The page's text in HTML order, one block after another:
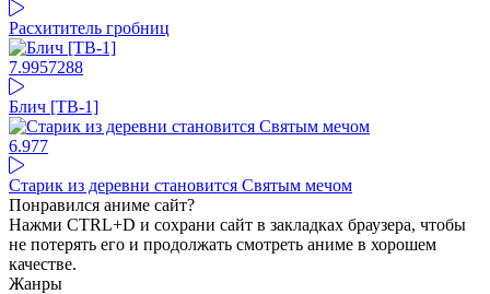
Расхититель гробниц
7.9957288
Блич [ТВ-1]
6.977
Старик из деревни становится Святым мечом
Понравился аниме сайт?
Нажми CTRL+D и сохрани сайт в закладках браузера, чтобы
не потерять его и продолжать смотреть аниме в хорошем
качестве.
Жанры